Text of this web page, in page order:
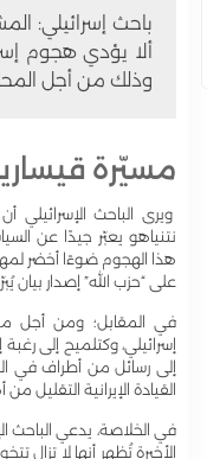
باحث إسرائيلي:
ألا يؤدي هجوم
وذلك من أجل
مسيّرة
ويرى الباحث الإسرائيلي
نتنياهو يعبّر جيدًا عن
هذا الهجوم ضوءًا أخضر
على “حزب الله” إصدار بيان
في المقابل؛ ومن أجل
إسرائيلي، وكتلميح إلى
إلى رسائل من أطراف في
القيادة الإيرانية التقليل
في الخلاصة، يدعي الباحث
الأخيرة تُظهر أنها لا تزال